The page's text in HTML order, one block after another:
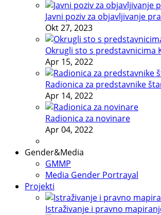
Javni poziv za objavljivanje
Okt 27, 2023
Okrugli sto s predstavnicima
Apr 15, 2022
Radionica za predstavnike
Apr 14, 2022
Radionica za novinare
Apr 04, 2022
Gender&Media
GMMP
Media Gender Portrayal
Projekti
Istraživanje i pravno